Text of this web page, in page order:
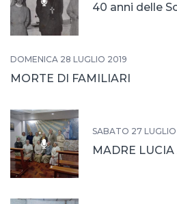
40 anni delle
DOMENICA 28 LUGLIO 2019
MORTE DI FAMILIARI
SABATO 27
MADRE